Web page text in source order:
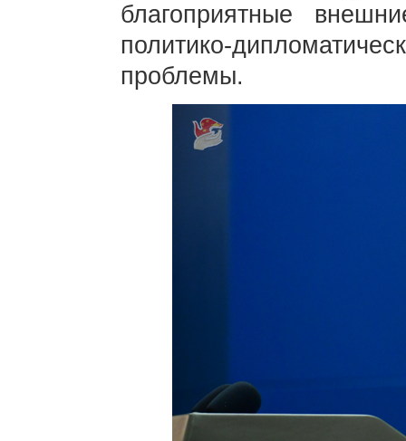
благоприятные
политико-
проблемы.